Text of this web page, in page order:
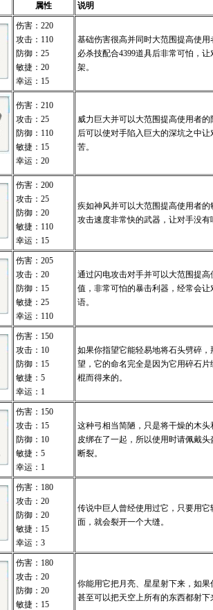
属性 说明
伤害：220
攻击：110
防御：25
敏捷：20
幸运：15
基础伤害很高并同时大范围提高使用
必杀技配合4399道具后非常可怕，让
架。
伤害：210
攻击：25
防御：110
敏捷：15
幸运：20
威力巨大并可以大范围提高使用者的
后可以使对手陷入巨大的深坑之中让
苦。
伤害：200
攻击：25
防御：20
敏捷：110
幸运：15
疾如神风并可以大范围提高使用者的
攻击速度非常快的武器，让对手没有
伤害：205
攻击：20
防御：15
敏捷：25
幸运：110
通过闪电攻击对手并可以大范围提高
值，非常可怕的暴击利器，经常会让
语。
伤害：150
攻击：10
防御：15
敏捷：5
幸运：1
如果你指望它能轻易地将石头劈碎，
望，它的命名完全是因为它用碎石片
棍而得来的。
伤害：150
攻击：15
防御：10
敏捷：5
幸运：1
这种弓相当简陋，只是将干燥的木头
皮绑在了一起，所以使用时请佩戴头
断裂。
伤害：180
攻击：20
防御：20
敏捷：15
幸运：3
传说中巨人曾经使用过它，只要用它
面，就会裂开一个大缝。
伤害：180
攻击：20
防御：20
敏捷：15
你能用它把月亮、星星射下来，如果
甚至可以把天空上所有的东西都射下